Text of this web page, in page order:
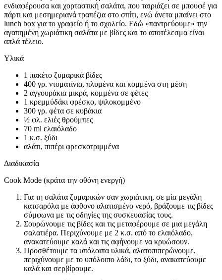
ενδιαφέρουσα και χορταστική σαλάτα, που ταιριάζει σε μπουφέ για
πάρτι και μεσημεριανά τραπέζια στο σπίτι, ενώ άνετα μπαίνει στο
lunch box για το γραφείο ή το σχολείο. Εδώ «παντρεύουμε» την
αγαπημένη χωριάτικη σαλάτα με βίδες και το αποτέλεσμα είναι
απλά τέλειο.
Υλικά
1 πακέτο ζυμαρικά βίδες
400 γρ. ντοματίνια, πλυμένα και κομμένα στη μέση
2 αγγουράκια μικρά, κομμένα σε φέτες
1 κρεμμύδάκι φρέσκο, ψιλοκομμένο
300 γρ. φέτα σε κυβάκια
½ φλ. ελιές θρούμπες
70 ml ελαιόλαδο
1 κ.σ. ξύδι
αλάτι, πιπέρι φρεσκοτριμμένα
Διαδικασία
Cook Mode (κράτα την οθόνη ενεργή)
Για τη σαλάτα ζυμαρικών σαν χωριάτικη, σε μία μεγάλη
κατσαρόλα με άφθονο αλατισμένο νερό, βράζουμε τις βίδες
σύμφωνα με τις οδηγίες της συσκευασίας τους.
Σουρώνουμε τις βίδες και τις μεταφέρουμε σε μια μεγάλη
σαλατιέρα. Περιχύνουμε με 2 κ.σ. από το ελαιόλαδο,
ανακατεύουμε καλά και τις αφήνουμε να κρυώσουν.
Προσθέτουμε τα υπόλοιπα υλικά, αλατοπιπερώνουμε,
περιχύνουμε με το υπόλοιπο λάδι, το ξύδι, ανακατεύουμε
καλά και σερβίρουμε.